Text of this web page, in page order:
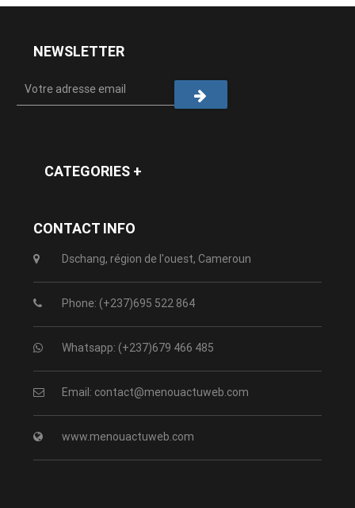
NEWSLETTER
CATEGORIES +
CONTACT INFO
Dschang, région de l'ouest, Cameroun
Phone: (+237)695 522 864
Whatsapp: (+237)679 466 485
Email: contact@menouactuweb.com
www.menouactuweb.com